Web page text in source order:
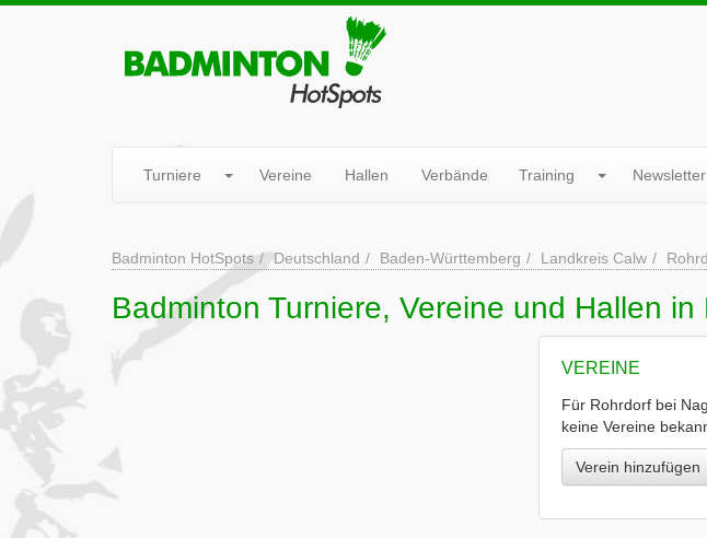
Turniere Vereine Hallen Verbände Training Newsletter
Badminton HotSpots Deutschland Baden-Württemberg Landkreis Calw
Badminton Turniere, Vereine und Hallen
VEREINE
Für Rohrdorf bei
keine Vereine
Verein hinzufügen